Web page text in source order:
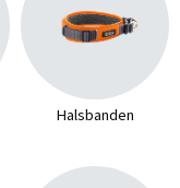
Halsbanden